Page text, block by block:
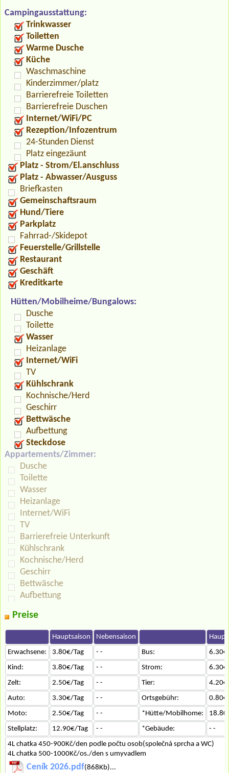
Campingausstattung:
Trinkwasser
Toiletten
Warme Dusche
Küche
Waschmaschine
Kinderzimmer/platz
Barrierefreie Toiletten
Barrierefreie Duschen
Internet/WiFi/PC
Rezeption/Infozentrum
24-Stunden Dienst
Platz eingezäunt
Platz - Strom/El.anschluss
Platz - Abwasser/Ausguss
Briefkasten
Gemeinschaftsraum
Hund/Tiere
Parkplatz
Fahrrad-/Skidepot
Feuerstelle/Grillstelle
Restaurant
Geschäft
Kreditkarte
Hütten/Mobilheime/Bungalows:
Dusche
Toilette
Wasser
Heizanlage
Internet/WiFi
TV
Kühlschrank
Kochnische/Herd
Geschirr
Bettwäsche
Aufbettung
Steckdose
Appartements/Zimmer:
Dusche
Toilette
Wasser
Heizanlage
Internet/WiFi
TV
Barrierefreie Unterkunft
Kühlschrank
Kochnische/Herd
Geschirr
Bettwäsche
Aufbettung
Preise
Hauptsaison Nebensaison
Erwachsene:
3.80€/Tag - - Bus:
Kind:
3.80€/Tag - - Strom:
Zelt:
2.50€/Tag - - Tier:
Auto:
3.30€/Tag - - Ortsgebühr:
Moto:
2.50€/Tag - - *Hütte/Mobilhome:
Stellplatz:
12.90€/Tag - - *Gebäude:
- -
4L chatka 450-900Kč/den podle počtu osob(společná sprcha a WC)
4L chatka 500-1000Kč/os./den s umyvadlem
Ceník 2026.pdf(868Kb)...